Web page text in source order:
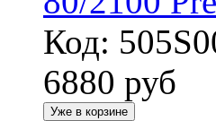
Код:
6880 руб
Уже в корзине